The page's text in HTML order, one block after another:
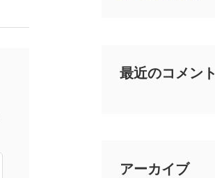
最近のコメント
アーカイブ